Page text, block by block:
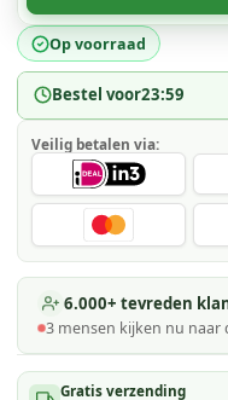
Op voorraad
Bestel voor23:59
Veilig betalen via:
6.000+ tevreden
3 mensen kijken nu naar
Gratis verzending